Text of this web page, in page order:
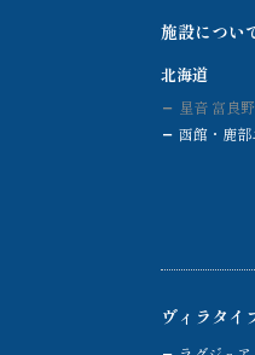
施設につい
北海道
星音 富良
函館・鹿部
ヴィラタイ